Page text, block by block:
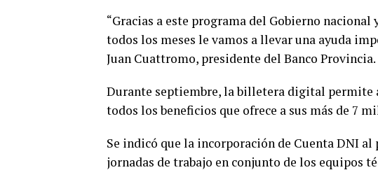
“Gracias a este programa del Gobierno
todos los meses le vamos a llevar una ayuda
Juan Cuattromo, presidente del Banco Provincia.
Durante septiembre, la billetera digital permite
todos los beneficios que ofrece a sus más de 7
Se indicó que la incorporación de Cuenta DNI
jornadas de trabajo en conjunto de los equipos